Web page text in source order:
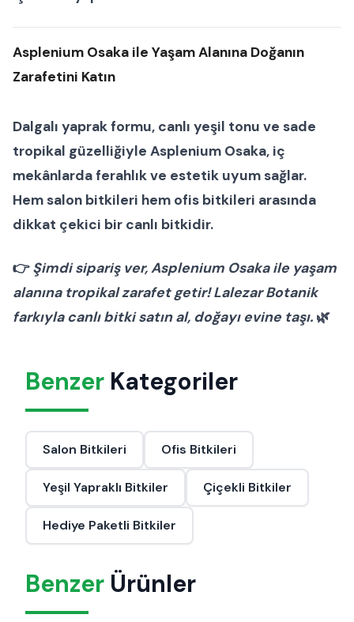
Asplenium Osaka ile Yaşam Alanına Doğanın
Zarafetini Katın
Dalgalı yaprak formu, canlı yeşil tonu ve sade
tropikal güzelliğiyle Asplenium Osaka, iç
mekânlarda ferahlık ve estetik uyum sağlar.
Hemsalon bitkileri hem ofis bitkileri arasında
dikkat çekici bir canlı bitkidir.
👉Şimdi sipariş ver, Asplenium Osaka ile yaşam
alanına tropikal zarafet getir! Lalezar Botanik
farkıyla canlı bitki satın al, doğayı evine taşı. 🌿
Benzer Kategoriler
Salon Bitkileri Ofis Bitkileri
Yeşil Yapraklı Bitkiler Çiçekli Bitkiler
Hediye Paketli Bitkiler
Benzer Ürünler